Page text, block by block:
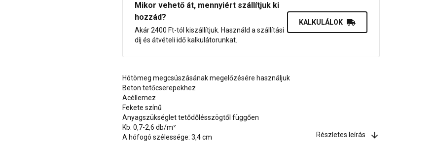
Mikor vehető át, mennyiért szállítjuk ki
hozzád?
Akár 2400 Ft-tól kiszállítjuk. Használd a szállítási
díj és átvételi idő kalkulátorunkat.
KALKULÁLOK
Hótömeg megcsúszásának megelőzésére használjuk
Beton tetőcserepekhez
Acéllemez
Fekete színű
Anyagszükséglet tetődőlésszögtől függően
Kb. 0,7-2,6 db/m²
A hófogó szélessége: 3,4 cm
Részletes leírás